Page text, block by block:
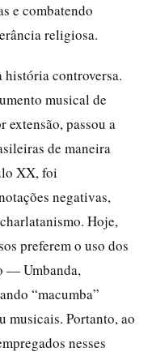
e combatendo
religiosa.
história controversa.
musical de
extensão, passou a
de maneira
XX, foi
negativas,
Hoje,
preferem o uso dos
— Umbanda,
“macumba”
musicais. Portanto, ao
nesses